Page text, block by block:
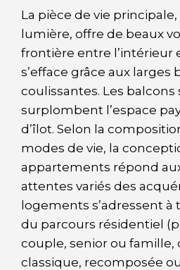
La pièce de vie
lumière, offre de beaux
frontière entre l’intérieur
s’efface grâce aux larges
coulissantes. Les
surplombent l’espace
d’îlot. Selon la
modes de vie, la
appartements répond
attentes variés des
logements s’adressent à
du parcours résidentiel
couple, senior ou famille,
classique, recomposée